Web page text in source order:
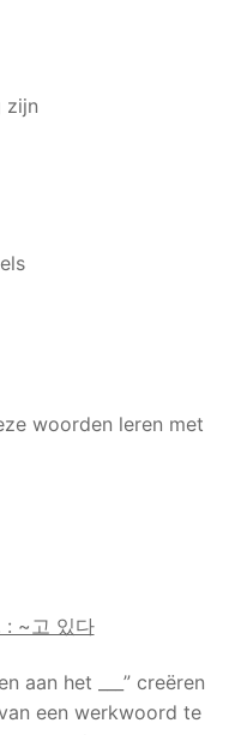
zijn
woorden leren met
~고 있다
aan het ___” creëren
een werkwoord te